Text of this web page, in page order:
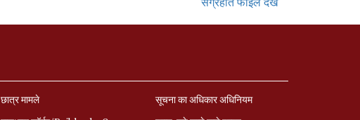
छात्र मामले
सूचना का अधिकार अधिनियम